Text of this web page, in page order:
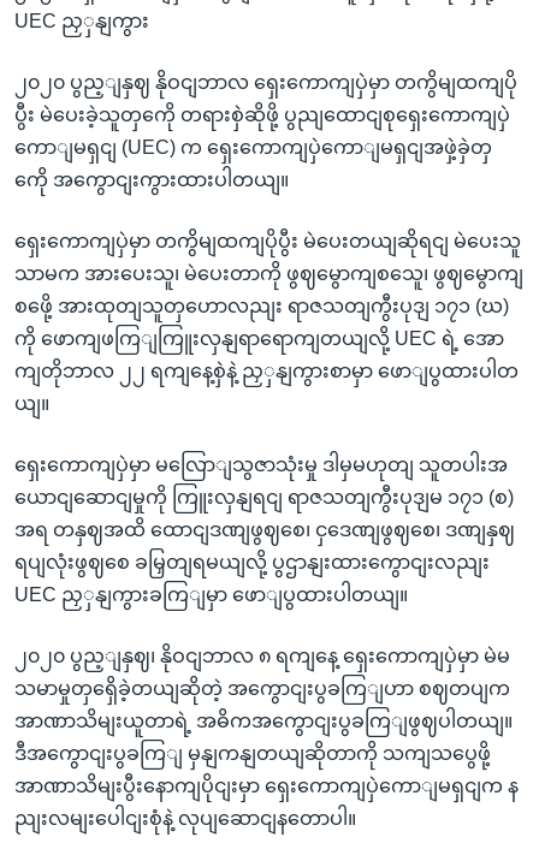
UEC ညှှနျကွား
၂၀၂၀ ပွည့ျနှဈ နိုဝငျဘာလ ရှေးကောကျပှဲမှာ တကွိမျထကျပို
ပွီး မဲပေးခဲ့သူတှကေို တရားစှဲဆိုဖို့ ပွညျထောငျစုရှေးကောကျပှဲ
ကောျမရှငျ (UEC) က ရှေးကောကျပှဲကောျမရှငျအဖှဲ့ခှဲတှ
ကေို အကွောငျးကွားထားပါတယျ။
ရှေးကောကျပှဲမှာ တကွိမျထကျပိုပွီး မဲပေးတယျဆိုရငျ မဲပေးသူ
သာမက အားပေးသူ၊ မဲပေးတာကို ဖွဈမွောကျစသေူ၊ ဖွဈမွောကျ
စဖေို့ အားထုတျသူတှဟောလညျး ရာဇသတျကွီးပုဒျ ၁၇၁ (ဃ)
ကို ဖောကျဖကြျကြူးလှနျရာရောကျတယျလို့ UEC ရဲ့ အော
ကျတိုဘာလ ၂၂ ရကျနေ့စှဲနဲ့ ညှှနျကွားစာမှာ ဖောျပွထားပါတ
ယျ။
ရှေးကောကျပှဲမှာ မလြောျသွဇာသုံးမှု ဒါမှမဟုတျ သူတပါးအ
ယောငျဆောငျမှုကို ကြူးလှနျရငျ ရာဇသတျကွီးပုဒျမ ၁၇၁ (စ)
အရ တနှဈအထိ ထောငျဒဏျဖွဈစေ၊ ငှဒေဏျဖွဈစေ၊ ဒဏျနှဈ
ရပျလုံးဖွဈစေ ခမြှတျရမယျလို့ ပွဌာနျးထားကွောငျးလညျး
UEC ညှှနျကွားခကြျမှာ ဖောျပွထားပါတယျ။
၂၀၂၀ ပွည့ျနှဈ၊ နိုဝငျဘာလ ၈ ရကျနေ့ ရှေးကောကျပှဲမှာ မဲမ
သမာမှုတှရှေိခဲ့တယျဆိုတဲ့ အကွောငျးပွခကြျဟာ စဈတပျက
အာဏာသိမျးယူတာရဲ့ အဓိကအကွောငျးပွခကြျဖွဈပါတယျ။
ဒီအကွောငျးပွခကြျ မှနျကနျတယျဆိုတာကို သကျသပွေဖို့
အာဏာသိမျးပွီးနောကျပိုငျးမှာ ရှေးကောကျပှဲကောျမရှငျက န
ညျးလမျးပေါငျးစုံနဲ့ လုပျဆောငျနတောပါ။